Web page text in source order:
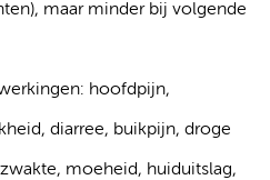
maar minder bij volgende
hoofdpijn,
diarree, buikpijn, droge
moeheid, huiduitslag,